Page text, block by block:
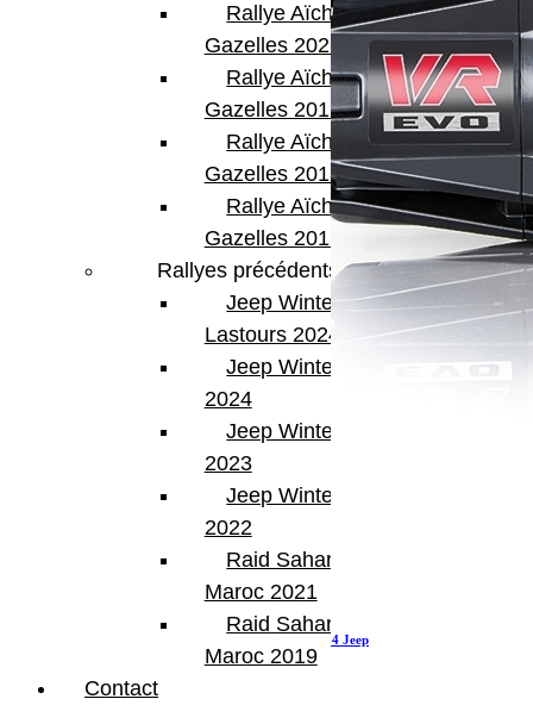
Treuil Warn VR EVO 12-S – 5,2 tonnes pour 4×4 Jeep
1 419.00€Ajouter au panier
Rallye Aïcha des
Gazelles 2021 -30th
Rallye Aïcha des
Gazelles 2019
Rallye Aïcha des
Gazelles 2018
Rallye Aïcha des
Gazelles 2017
Rallyes précédents
Jeep Winter
Lastours 2024
Jeep Winter Tour
2024
Jeep Winter Tour
2023
Jeep Winter Tour
2022
Raid Sahara Tour
Maroc 2021
Raid Sahara Tour
Maroc 2019
Contact